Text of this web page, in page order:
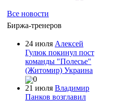
Все новости
Биржа-тренеров
24 июля Алексей
Гулюк покинул пост
команды "Полесье"
(Житомир) Украина
0
21 июля Владимир
Панков возглавил